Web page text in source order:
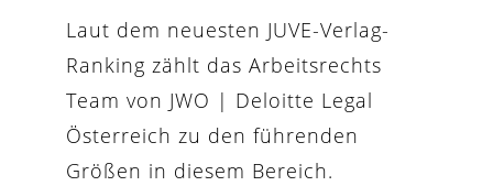
Laut dem neuesten JUVE-Verlag-
Ranking zählt das Arbeitsrechts
Team von JWO | Deloitte Legal
Österreich zu den führenden
Größen in diesem Bereich.